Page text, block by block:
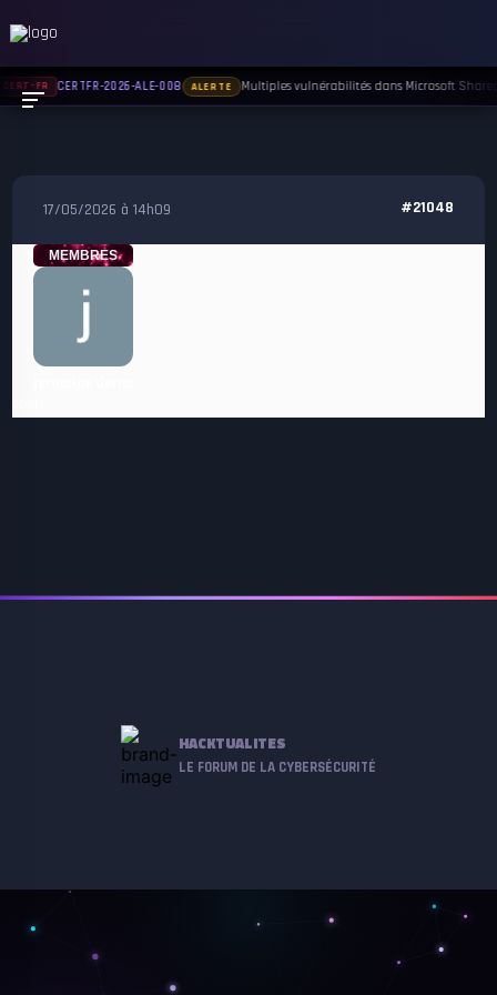
17/05/2026 à 14h09 #21048
MEMBRES
HACKTUALITES
LE FORUM DE LA CYBERSÉCURITÉ
CERT-FR CERTFR-2026-ALE-008 ALERTE Multiples vulnérabilités dans Microsoft